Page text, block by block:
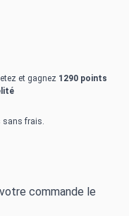
et gagnez 1290 points
sans frais.
commande le